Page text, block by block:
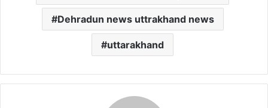
Dehradun news uttrakhand news
uttarakhand